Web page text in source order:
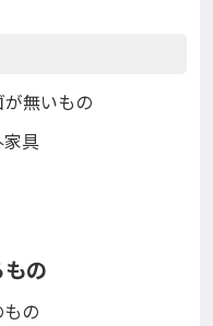
無いもの
具
の
の